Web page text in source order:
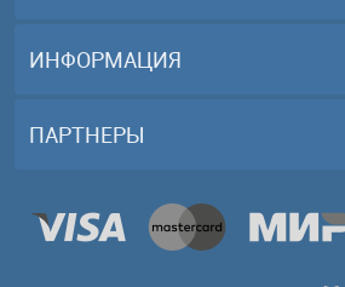
ИНФОРМАЦИЯ
ПАРТНЕРЫ